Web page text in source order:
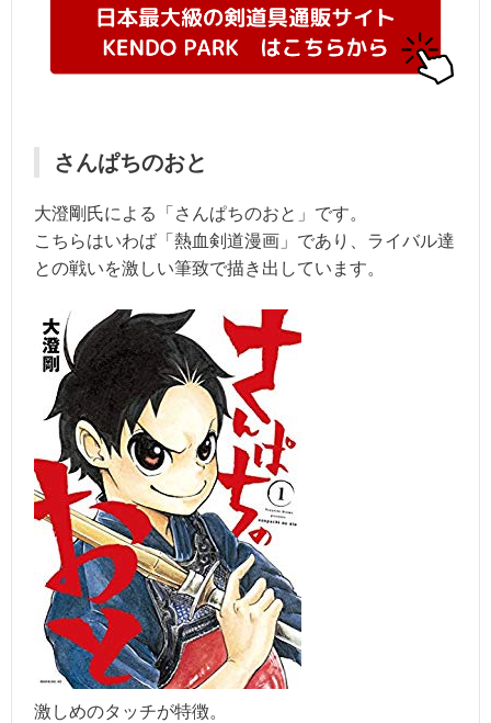
さんぱちのおと
大澄剛氏による「さんぱちのおと」です。
こちらはいわば「熱血剣道漫画」であり、ライバル達
との戦いを激しい筆致で描き出しています。
激しめのタッチが特徴。